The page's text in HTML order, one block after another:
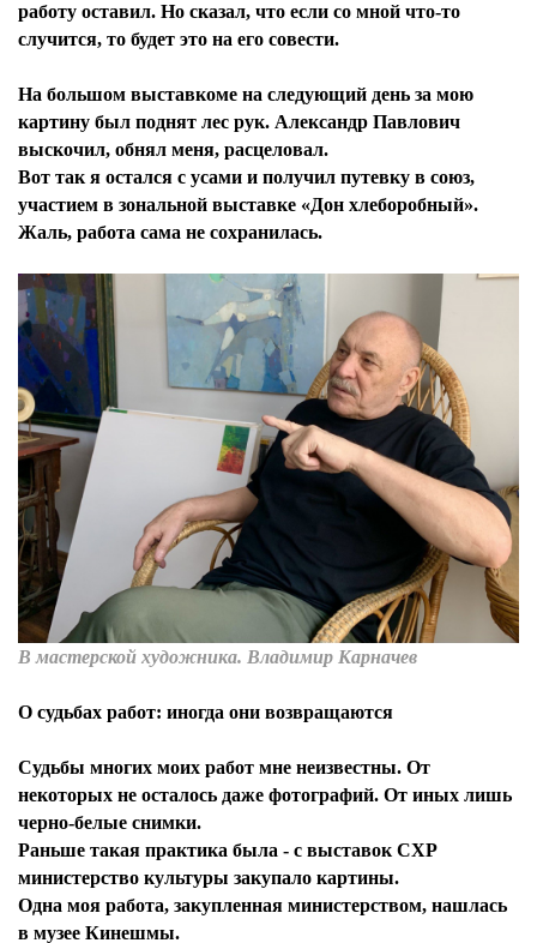
работу оставил. Но сказал, что если со мной что-то
случится, то будет это на его совести.
На большом выставкоме на следующий день за мою
картину был поднят лес рук. Александр Павлович
выскочил, обнял меня, расцеловал.
Вот так я остался с усами и получил путевку в союз,
участием в зональной выставке «Дон хлеборобный».
Жаль, работа сама не сохранилась.
В мастерской художника. Владимир Карначев
О судьбах работ: иногда они возвращаются
Судьбы многих моих работ мне неизвестны. От
некоторых не осталось даже фотографий. От иных лишь
черно-белые снимки.
Раньше такая практика была - с выставок СХР
министерство культуры закупало картины.
Одна моя работа, закупленная министерством, нашлась
в музее Кинешмы.